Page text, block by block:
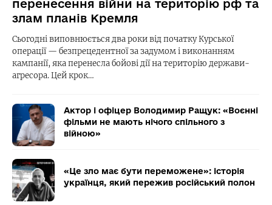
перенесення війни на територію рф та
злам планів Кремля
Сьогодні виповнюється два роки від початку Курської
операції — безпрецедентної за задумом і виконанням
кампанії, яка перенесла бойові дії на територію держави-
агресора. Цей крок…
Актор і офіцер Володимир Ращук: «Воєнні
фільми не мають нічого спільного з
війною»
«Це зло має бути переможене»: історія
українця, який пережив російський полон